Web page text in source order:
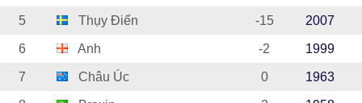
5 Thụy Điển -15 2007
6 Anh -2 1999
7 Châu Úc 0 1963